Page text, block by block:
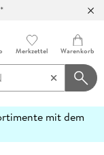
Merkzettel Warenkorb
mit dem